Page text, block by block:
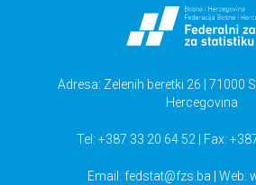
Adresa: Zelenih beretki 26 | 71000
Hercegovina
Tel: +387 33 20 64 52 | Fax:
Email: fedstat@fzs.ba | Web: